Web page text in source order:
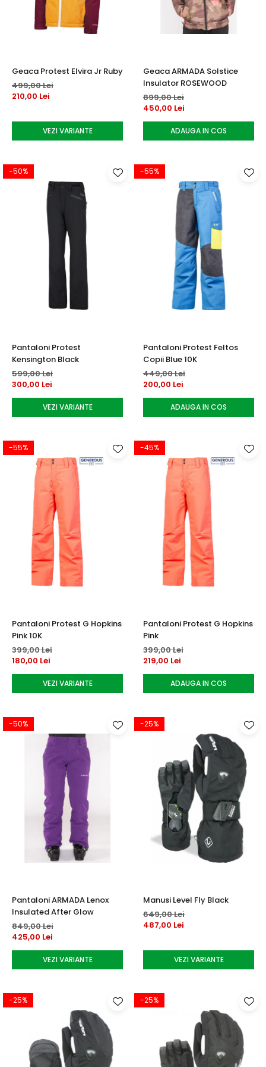
Accesorii tenis
Gripuri & overgripuri
Testeaza rachete
Geaca Protest Elvira Jr Ruby
499,00 Lei
210,00 Lei
VEZI VARIANTE
Geaca ARMADA Solstice
Insulator ROSEWOOD
899,00 Lei
450,00 Lei
ADAUGA IN COS
-50%
Pantaloni Protest
Kensington Black
599,00 Lei
300,00 Lei
VEZI VARIANTE
-55%
Pantaloni Protest Feltos
Copii Blue 10K
449,00 Lei
200,00 Lei
ADAUGA IN COS
-55%
Pantaloni Protest G Hopkins
Pink 10K
399,00 Lei
180,00 Lei
VEZI VARIANTE
-45%
Pantaloni Protest G Hopkins
Pink
399,00 Lei
219,00 Lei
ADAUGA IN COS
-50%
Pantaloni ARMADA Lenox
Insulated After Glow
849,00 Lei
425,00 Lei
VEZI VARIANTE
-25%
Manusi Level Fly Black
649,00 Lei
487,00 Lei
VEZI VARIANTE
-25% -25%